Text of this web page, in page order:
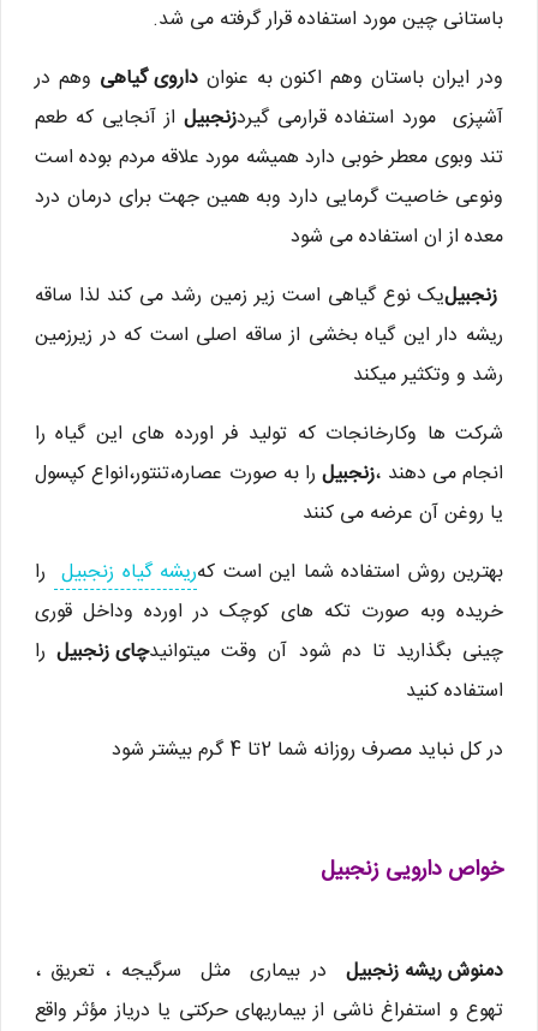
باستانی چین مورد استفاده قرار گرفته می شد.
ودر ایران باستان وهم اکنون به عنوانداروی گیاهی وهم در
آشپزی مورد استفاده قرارمی گیردزنجبیل از آنجایی که طعم
تند وبوی معطر خوبی دارد همیشه مورد علاقه مردم بوده است
ونوعی خاصیت گرمایی دارد وبه همین جهت برای درمان درد
معده از ان استفاده می شود
زنجبیلیک نوع گیاهی است زیر زمین رشد می کند لذا ساقه
ریشه دار این گیاه بخشی از ساقه اصلی است كه در زیرزمین
رشد و وتکثیر میکند
شرکت ها وکارخانجات که تولید فر اورده های این گیاه را
انجام می دهند ،زنجبیلرا به صورت عصاره،تنتور،انواع كپسول
یا روغن آن عرضه می كنند
بهترین روش استفاده شما این است کهریشه گیاه زنجبیل را
خریده وبه صورت تکه های کوچک در اورده وداخل قوری
چینی بگذارید تا دم شود آن وقت میتوانیدچای زنجبیلرا
استفاده کنید
در کل نباید مصرف روزانه شما 2تا 4 گرم بیشتر شود
خواص دارویی زنجبیل
دمنوش ریشه زنجبیل در بیماری مثل سرگیجه ، تعریق ،
تهوع و استفراغ ناشی از بیماریهای حركتی یا دریاز مؤثر واقع